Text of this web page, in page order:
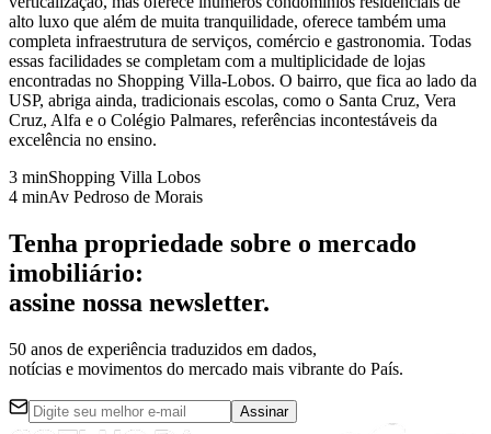
alto luxo que além de muita tranquilidade, oferece também uma
completa infraestrutura de serviços, comércio e gastronomia. Todas
essas facilidades se completam com a multiplicidade de lojas
encontradas no Shopping Villa-Lobos. O bairro, que fica ao lado da
USP, abriga ainda, tradicionais escolas, como o Santa Cruz, Vera
Cruz, Alfa e o Colégio Palmares, referências incontestáveis da
excelência no ensino.
3 minShopping Villa Lobos
4 minAv Pedroso de Morais
Tenha propriedade sobre o mercado
imobiliário:
assine nossa newsletter.
50 anos de experiência traduzidos em dados,
notícias e movimentos do mercado mais vibrante do País.
Assinar